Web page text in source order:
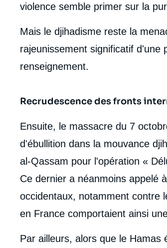
violence semble primer sur la
Mais le djihadisme reste la
rajeunissement significatif d'une
renseignement.
Recrudescence des fronts
Ensuite, le massacre du 7
d'ébullition dans la mouvance
al-Qassam pour l'opération «
Ce dernier a néanmoins appelé
occidentaux, notamment contre
en France comportaient ainsi
Par ailleurs, alors que le Hamas